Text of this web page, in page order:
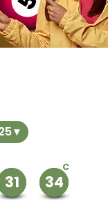
▾
31
C
34